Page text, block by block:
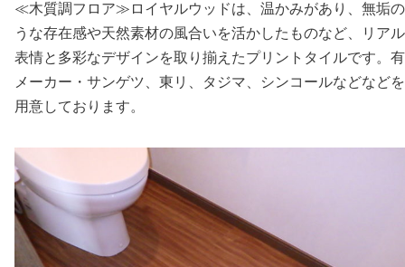
≪木質調フロア≫ロイヤルウッドは、温かみがあり、無垢
うな存在感や天然素材の風合いを活かしたものなど、リア
表情と多彩なデザインを取り揃えたプリントタイルです。
メーカー・サンゲツ、東リ、タジマ、シンコールなどなど
用意しております。